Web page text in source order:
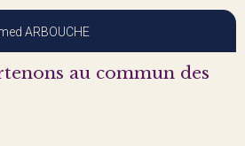
ARBOUCHE
au commun des